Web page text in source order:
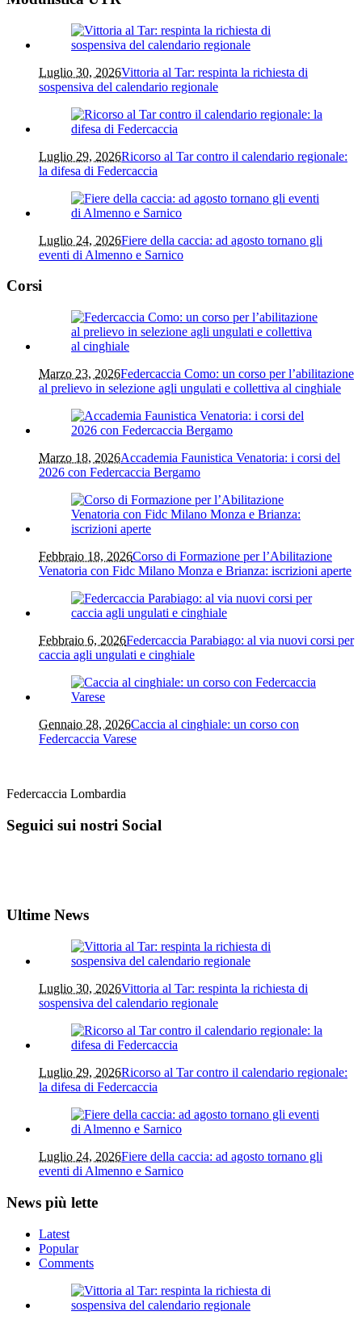
Luglio 30, 2026Vittoria al Tar: respinta la richiesta di
sospensiva del calendario regionale
Luglio 29, 2026Ricorso al Tar contro il calendario regionale:
la difesa di Federcaccia
Luglio 24, 2026Fiere della caccia: ad agosto tornano gli
eventi di Almenno e Sarnico
Corsi
Marzo 23, 2026Federcaccia Como: un corso per l’abilitazione
al prelievo in selezione agli ungulati e collettiva al cinghiale
Marzo 18, 2026Accademia Faunistica Venatoria: i corsi del
2026 con Federcaccia Bergamo
Febbraio 18, 2026Corso di Formazione per l’Abilitazione
Venatoria con Fidc Milano Monza e Brianza: iscrizioni aperte
Febbraio 6, 2026Federcaccia Parabiago: al via nuovi corsi per
caccia agli ungulati e cinghiale
Gennaio 28, 2026Caccia al cinghiale: un corso con
Federcaccia Varese
Federcaccia Lombardia
Seguici sui nostri Social
Ultime News
Luglio 30, 2026Vittoria al Tar: respinta la richiesta di
sospensiva del calendario regionale
Luglio 29, 2026Ricorso al Tar contro il calendario regionale:
la difesa di Federcaccia
Luglio 24, 2026Fiere della caccia: ad agosto tornano gli
eventi di Almenno e Sarnico
News più lette
Latest
Popular
Comments